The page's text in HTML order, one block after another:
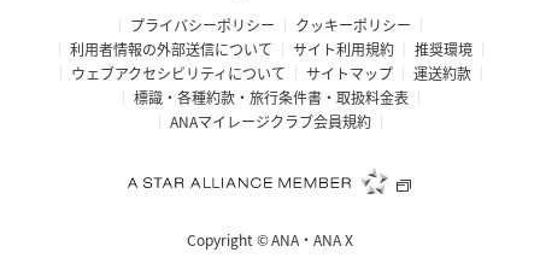
プライバシーポリシー
クッキーポリシー
利用者情報の外部送信について
サイト利用規約
推奨環境
ウェブアクセシビリティについて
サイトマップ
運送約款
標識・各種約款・旅行条件書・取扱料金表
ANAマイレージクラブ会員規約
Copyright ©ANA・ANA X